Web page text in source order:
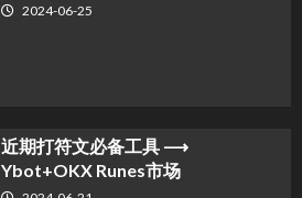
2024-06-25
近期打符文必备工具 ⟶
Ybot+OKX Runes市场